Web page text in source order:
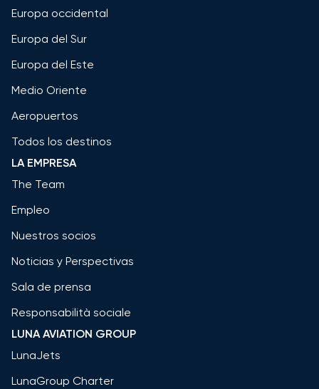
Europa occidental
Europa del Sur
Europa del Este
Medio Oriente
Aeropuertos
Todos los destinos
LA EMPRESA
The Team
Empleo
Nuestros socios
Noticias y Perspectivas
Sala de prensa
Responsabilità sociale
LUNA AVIATION GROUP
LunaJets
LunaGroup Charter